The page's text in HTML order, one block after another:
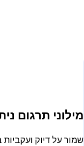
מילוני תרגום
שמור על דיוק